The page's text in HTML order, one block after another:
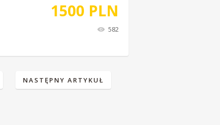
1500 PLN
582
NASTĘPNY ARTYKUŁ